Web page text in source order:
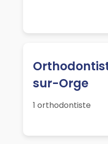
sur-Orge
1 orthodontiste